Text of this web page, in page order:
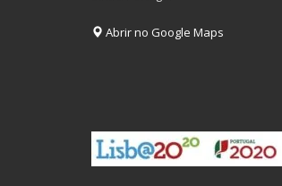
Abrir no Google Maps